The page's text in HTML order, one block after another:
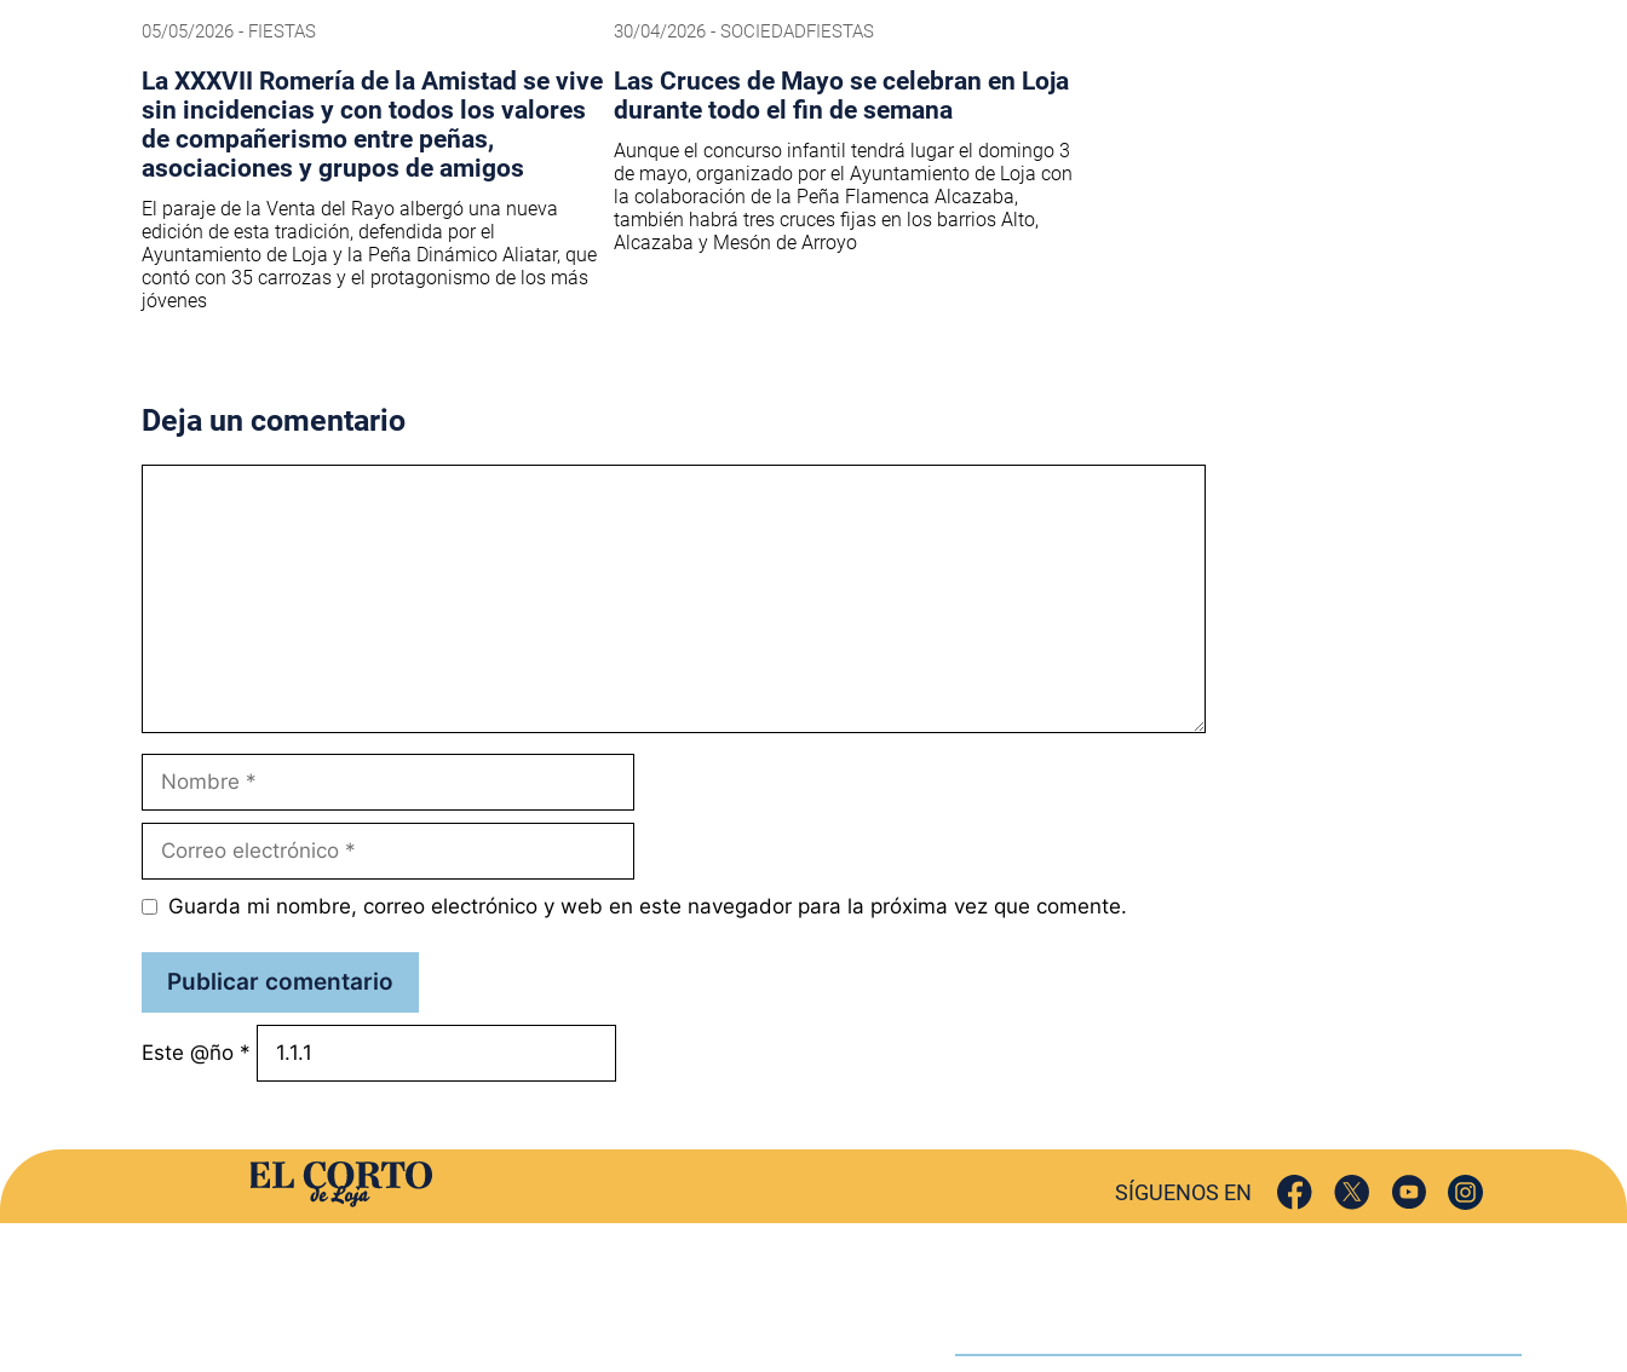
05/05/2026 - FIESTAS
La XXXVII Romería de la Amistad se vive
sin incidencias y con todos los valores
de compañerismo entre peñas,
asociaciones y grupos de amigos
El paraje de la Venta del Rayo albergó una nueva
edición de esta tradición, defendida por el
Ayuntamiento de Loja y la Peña Dinámico Aliatar, que
contó con 35 carrozas y el protagonismo de los más
jóvenes
30/04/2026 - SOCIEDADFIESTAS
Las Cruces de Mayo se celebran en Loja
durante todo el fin de semana
Aunque el concurso infantil tendrá lugar el domingo 3
de mayo, organizado por el Ayuntamiento de Loja con
la colaboración de la Peña Flamenca Alcazaba,
también habrá tres cruces fijas en los barrios Alto,
Alcazaba y Mesón de Arroyo
Deja un comentario
electrónico
Guarda mi nombre, correo electrónico y web en este navegador para la próxima vez que comente.
Este @ño *
SÍGUENOS EN